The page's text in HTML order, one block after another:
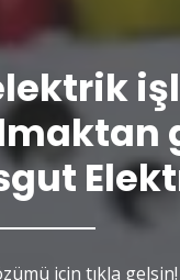
için tıkla gelsin!